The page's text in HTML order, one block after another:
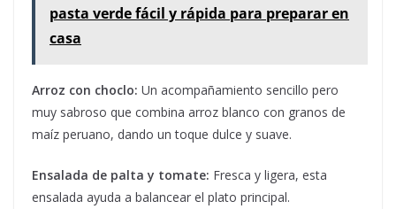
pasta verde fácil y rápida para preparar en
casa
Arroz con choclo: Un acompañamiento sencillo pero
muy sabroso que combina arroz blanco con granos de
maíz peruano, dando un toque dulce y suave.
Ensalada de palta y tomate: Fresca y ligera, esta
ensalada ayuda a balancear el plato principal.